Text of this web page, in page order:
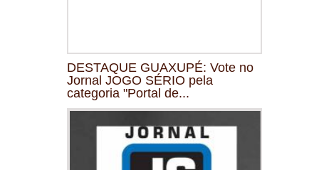
DESTAQUE GUAXUPÉ: Vote no
Jornal JOGO SÉRIO pela
categoria "Portal de...